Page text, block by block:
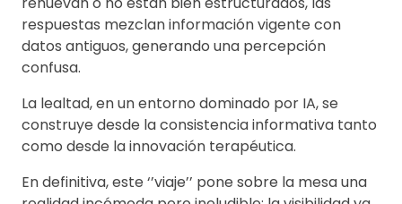
respuestas mezclan información vigente con
datos antiguos, generando una percepción
confusa.
La lealtad, en un entorno dominado por IA, se
construye desde la consistencia informativa tanto
como desde la innovación terapéutica.
En definitiva, este ‘’viaje’’ pone sobre la mesa una